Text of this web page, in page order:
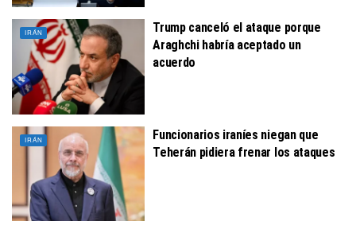
IRÁN
Trump canceló el ataque porque
Araghchi habría aceptado un
acuerdo
IRÁN
Funcionarios iraníes niegan que
Teherán pidiera frenar los ataques